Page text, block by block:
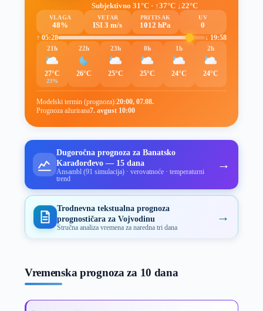
Subjektivno 31°C · ↑37°C ↓22°C
VLAGA
48%
VETAR
ISI 3 m/s
PRITISAK
1012 hPa
UV
0
↑ 05:28
↓ 19:58
21h
27°C
23%
22h
26°C
23h
25°C
0h
25°C
1h
24°C
2h
24°C
Modelski termin (prognoza):20:00, 07.08.
Prognoza ažurirana7. avgust 10:00
Dugoročna prognoza za Banatsko
Karađorđevo — 15 dana
Ansambl (91 simulacija) · verovatnoće · temperaturni
trend
→
Trodnevna tekstualna prognoza
prognostičara za Vojvodinu
Stručna analiza vremena za naredna tri dana
→
Vremenska prognoza za 10 dana